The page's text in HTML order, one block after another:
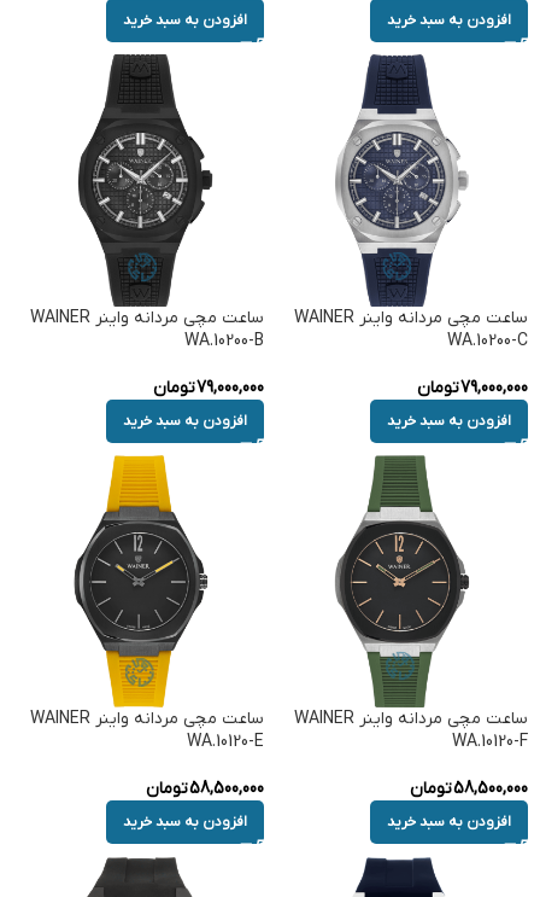
افزودن به سبد خرید افزودن به سبد خرید
ساعت مچی مردانه واینر WAINER
WA.10200-C
79,000,000تومان
افزودن به سبد خرید
ساعت مچی مردانه واینر WAINER
WA.10200-B
79,000,000تومان
افزودن به سبد خرید
ساعت مچی مردانه واینر WAINER
WA.10120-F
58,500,000تومان
افزودن به سبد خرید
ساعت مچی مردانه واینر WAINER
WA.10120-E
58,500,000تومان
افزودن به سبد خرید